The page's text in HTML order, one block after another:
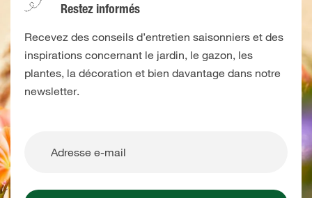
Restez informés
Recevez des conseils d’entretien saisonniers et des
inspirations concernant le jardin, le gazon, les
plantes, la décoration et bien davantage dans notre
newsletter.